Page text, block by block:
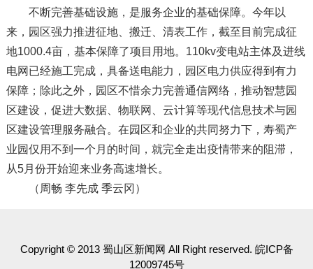
不断完善基础设施，是服务企业的基础保障。今年以
来，园区强力推进征地、搬迁、清表工作，截至目前完成征
地1000.4亩，基本保障了项目用地。110kv变电站主体及进线
电网已经施工完成，具备送电能力，园区电力供应得到有力
保障；除此之外，园区不惜余力完善通信网络，推动智慧园
区建设，促进大数据、物联网、云计算等现代信息技术与园
区建设管理服务融合。在园区和企业的共同努力下，寿蜀产
业园仅用不到一个月的时间，就完全走出疫情带来的阻滞，
从5月份开始迎来业务高速增长。
（周畅 李先成 季云冈）
Copyright © 2013 蜀山区新闻网 All Right reserved. 皖ICP备
12009745号